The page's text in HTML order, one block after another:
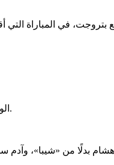
الوسط: هشام مصطفى - إبراهيم عادل - يوسف الجندي - محمد أحمد سعد «شيبا» - عمر معوض.